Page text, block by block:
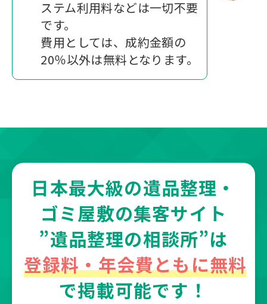
ステム利用料などは一切不要
です。
費用としては、成約金額の
20％以外は無料となります。
日本最大級の遺品整理・
ゴミ屋敷の集客サイト
”遺品整理の相談所”は
登録料・年会費ともに無料
で掲載可能です！